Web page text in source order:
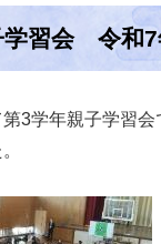
習会 令和7
3学年親子学習